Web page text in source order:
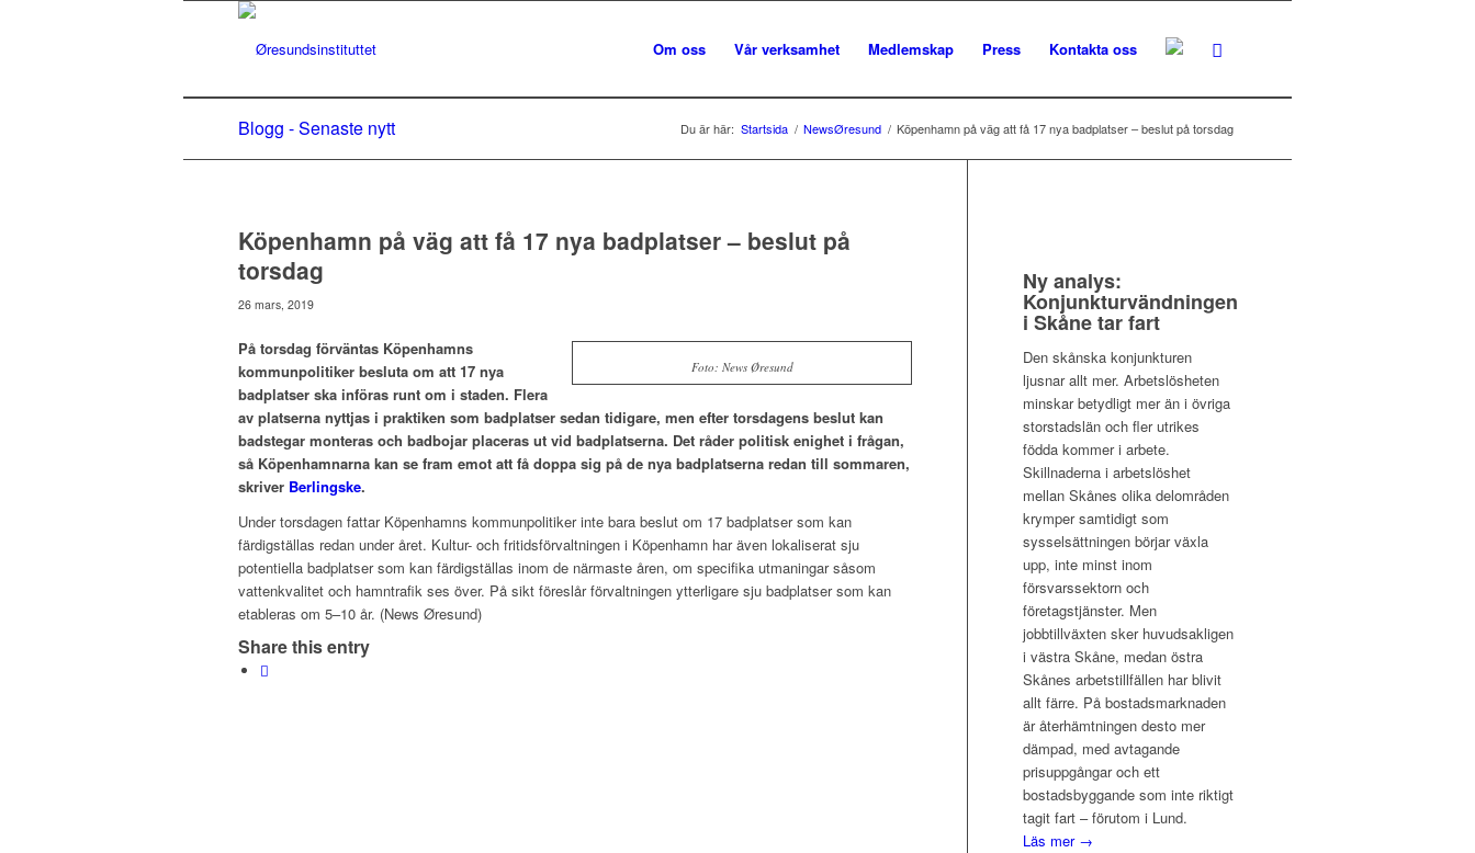
Om oss Vår verksamhet Medlemskap Press Kontakta oss
Blogg - Senaste nytt Du är här: Startsida / NewsØresund / Köpenhamn på väg att få 17 nya badplatser – beslut på torsdag
Köpenhamn på väg att få 17 nya badplatser – beslut på
torsdag
26 mars, 2019
Foto: News Øresund
På torsdag förväntas Köpenhamns
kommunpolitiker besluta om att 17 nya
badplatser ska införas runt om i staden. Flera
av platserna nyttjas i praktiken som badplatser sedan tidigare, men efter torsdagens beslut kan
badstegar monteras och badbojar placeras ut vid badplatserna. Det råder politisk enighet i frågan,
så Köpenhamnarna kan se fram emot att få doppa sig på de nya badplatserna redan till sommaren,
skriver Berlingske.
Under torsdagen fattar Köpenhamns kommunpolitiker inte bara beslut om 17 badplatser som kan
färdigställas redan under året. Kultur- och fritidsförvaltningen i Köpenhamn har även lokaliserat sju
potentiella badplatser som kan färdigställas inom de närmaste åren, om specifika utmaningar såsom
vattenkvalitet och hamntrafik ses över. På sikt föreslår förvaltningen ytterligare sju badplatser som kan
etableras om 5–10 år. (News Øresund)
Share this entry
Ny analys:
Konjunkturvändningen
i Skåne tar fart
Den skånska konjunkturen
ljusnar allt mer. Arbetslösheten
minskar betydligt mer än i övriga
storstadslän och fler utrikes
födda kommer i arbete.
Skillnaderna i arbetslöshet
mellan Skånes olika delområden
krymper samtidigt som
sysselsättningen börjar växla
upp, inte minst inom
försvarssektorn och
företagstjänster. Men
jobbtillväxten sker huvudsakligen
i västra Skåne, medan östra
Skånes arbetstillfällen har blivit
allt färre. På bostadsmarknaden
är återhämtningen desto mer
dämpad, med avtagande
prisuppgångar och ett
bostadsbyggande som inte riktigt
tagit fart – förutom i Lund.
Läs mer →